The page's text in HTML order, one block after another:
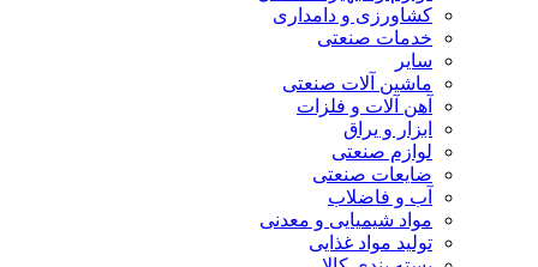
کشاورزی و دامداری
خدمات صنعتی
سایر
ماشین آلات صنعتی
آهن آلات و فلزات
ابزار و یراق
لوازم صنعتی
ضایعات صنعتی
آب و فاضلاب
مواد شیمیایی و معدنی
تولید مواد غذایی